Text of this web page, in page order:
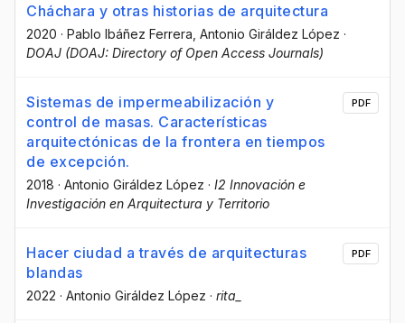
Cháchara y otras historias de arquitectura
2020 · Pablo Ibáñez Ferrera , Antonio Giráldez López ·
DOAJ (DOAJ: Directory of Open Access Journals)
Sistemas de impermeabilización y
control de masas. Características
arquitectónicas de la frontera en tiempos
de excepción.
2018 · Antonio Giráldez López · I2 Innovación e
Investigación en Arquitectura y Territorio
PDF
Hacer ciudad a través de arquitecturas
blandas
2022 · Antonio Giráldez López · rita_
PDF